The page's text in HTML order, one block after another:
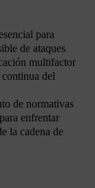
para
de ataques
multifactor
del
de normativas
enfrentar
la cadena de